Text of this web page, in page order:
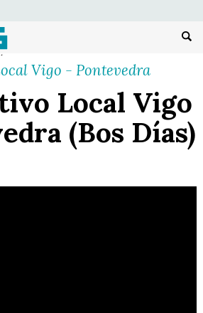
Vigo - Pontevedra
Local Vigo
(Bos Días)